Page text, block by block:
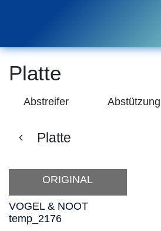
Platte
Abstreifer Abstützung
Platte
ORIGINAL
VOGEL & NOOT
temp_2176